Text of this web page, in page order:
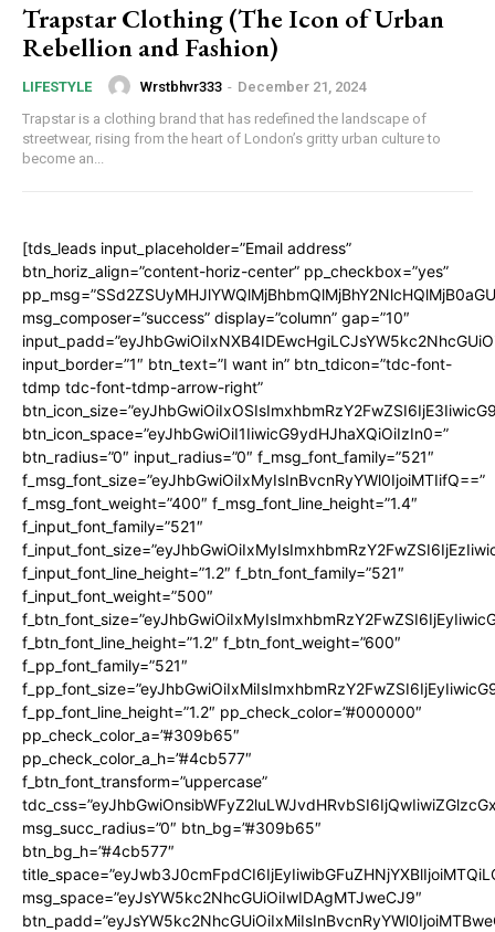
Trapstar Clothing (The Icon of Urban
Rebellion and Fashion)
LIFESTYLE Wrstbhvr333 - December 21, 2024
Trapstar is a clothing brand that has redefined the landscape of
streetwear, rising from the heart of London’s gritty urban culture to
become an...
[tds_leads input_placeholder=”Email address”
btn_horiz_align=”content-horiz-center” pp_checkbox=”yes”
msg_composer=”success” display=”column” gap=”10″
input_border=”1″ btn_text=”I want in” btn_tdicon=”tdc-font-
tdmp tdc-font-tdmp-arrow-right”
btn_icon_space=”eyJhbGwiOiI1IiwicG9ydHJhaXQiOiIzIn0=”
btn_radius=”0″ input_radius=”0″ f_msg_font_family=”521″
f_msg_font_size=”eyJhbGwiOiIxMyIsInBvcnRyYWl0IjoiMTIifQ==”
f_msg_font_weight=”400″ f_msg_font_line_height=”1.4″
f_input_font_family=”521″
f_input_font_line_height=”1.2″ f_btn_font_family=”521″
f_input_font_weight=”500″
f_btn_font_line_height=”1.2″ f_btn_font_weight=”600″
f_pp_font_family=”521″
f_pp_font_line_height=”1.2″ pp_check_color=”#000000″
pp_check_color_a=”#309b65″
pp_check_color_a_h=”#4cb577″
f_btn_font_transform=”uppercase”
msg_succ_radius=”0″ btn_bg=”#309b65″
btn_bg_h=”#4cb577″
msg_space=”eyJsYW5kc2NhcGUiOiIwIDAgMTJweCJ9″